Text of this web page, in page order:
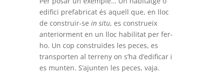
edifici prefabricat és aquell que, en lloc
de construir-se in situ, es construeix
anteriorment en un lloc habilitat per fer-
ho. Un cop construïdes les peces, es
transporten al terreny on s’ha d’edificar i
es munten. S’ajunten les peces, vaja.